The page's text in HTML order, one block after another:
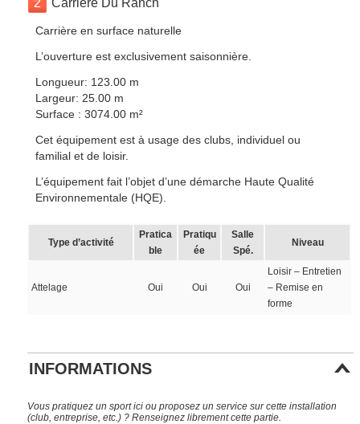
2 Carrière Du Ranch
Carrière en surface naturelle
L’ouverture est exclusivement saisonnière.
Longueur: 123.00 m
Largeur: 25.00 m
Surface : 3074.00 m²
Cet équipement est à usage des clubs, individuel ou
familial et de loisir.
L’équipement fait l’objet d’une démarche Haute Qualité
Environnementale (HQE).
Type d’activité
Pratica
ble
Pratiqu
ée
Salle
Spé.
Niveau
Attelage Oui Oui Oui
Loisir – Entretien
– Remise en
forme
INFORMATIONS
Vous pratiquez un sport ici ou proposez un service sur cette installation
(club, entreprise, etc.) ? Renseignez librement cette partie.